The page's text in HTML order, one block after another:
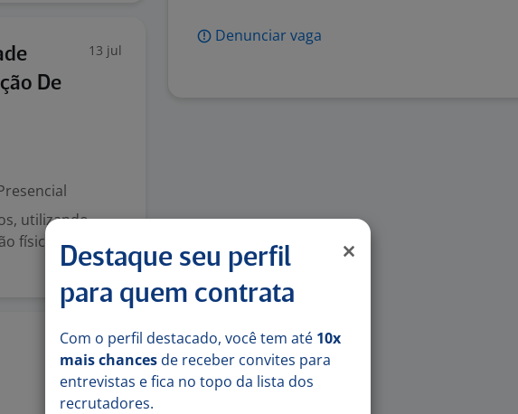
De
13 jul
utilizando
física; Instruir
22 jun
Denunciar vaga
Destaque seu perfil
para quem contrata
Com o perfil destacado, você tem até 10x
mais chances de receber convites para
entrevistas e fica no topo da lista dos
recrutadores.